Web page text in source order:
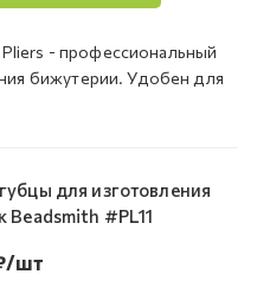
- профессиональный
бижутерии. Удобен для
для изготовления
Beadsmith #PL11
/шт